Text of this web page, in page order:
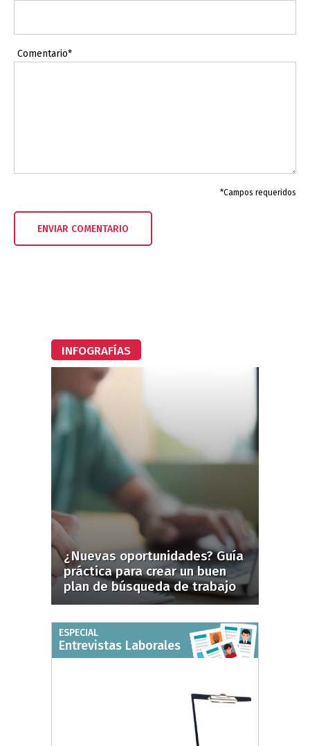
Comentario*
*Campos requeridos
INFOGRAFÍAS
¿Nuevas oportunidades? Guía
práctica para crear un buen
plan de búsqueda de trabajo
ESPECIAL
Entrevistas Laborales